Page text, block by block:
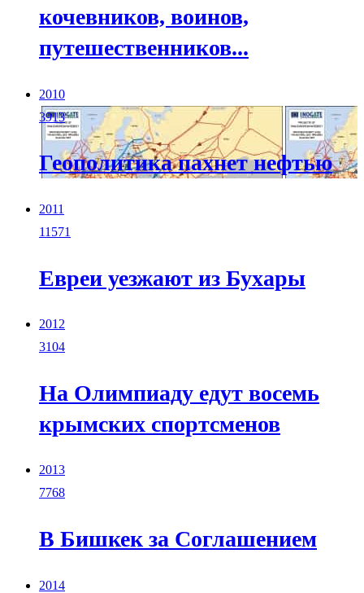
кочевников, воинов,
путешественников...
2010
3913
Геополитика пахнет нефтью
2011
11571
Евреи уезжают из Бухары
2012
3104
На Олимпиаду едут восемь
крымских спортсменов
2013
7768
В Бишкек за Соглашением
2014